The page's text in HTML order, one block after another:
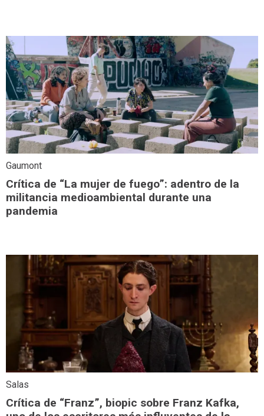
Gaumont
Crítica de “La mujer de fuego”: adentro de la
militancia medioambiental durante una
pandemia
Salas
Crítica de “Franz”, biopic sobre Franz Kafka,